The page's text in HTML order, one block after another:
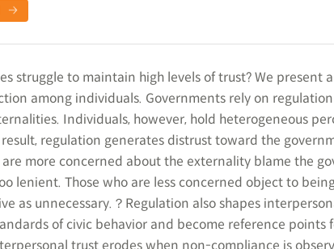
struggle to maintain high levels of trust? We present
among individuals. Governments rely on
Individuals, however, hold heterogeneous
regulation generates distrust toward the
more concerned about the externality blame the
lenient. Those who are less concerned object to
as unnecessary.？Regulation also shapes
of civic behavior and become reference points
trust erodes when non-compliance is